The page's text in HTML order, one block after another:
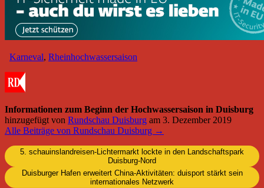
Karneval, Rheinhochwassersaison
Informationen zum Beginn der Hochwassersaison in Duisburg
hinzugefügt von Rundschau Duisburg am 3. Dezember 2019
Alle Beiträge von Rundschau Duisburg →
5. schauinslandreisen-Lichtermarkt lockte in den Landschaftspark
Duisburg-Nord
Duisburger Hafen erweitert China-Aktivitäten: duisport stärkt sein
internationales Netzwerk